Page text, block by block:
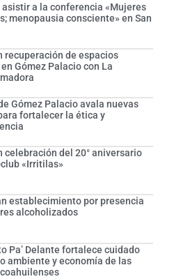
asistir a la conferencia «Mujeres
menopausia consciente» en San
recuperación de espacios
Gómez Palacio con La
Gómez Palacio avala nuevas
fortalecer la ética y
celebración del 20° aniversario
«Irritilas»
establecimiento por presencia
alcoholizados
Pa’ Delante fortalece cuidado
ambiente y economía de las